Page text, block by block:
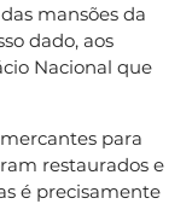
mansões da
dado, aos
Nacional que
para
restaurados e
é precisamente